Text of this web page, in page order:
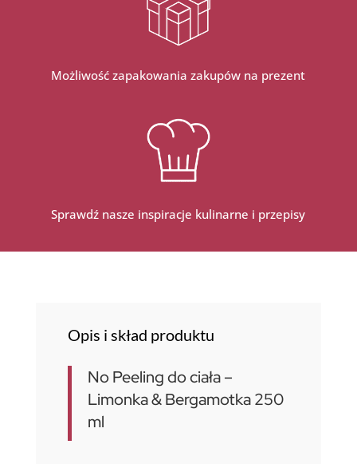
Możliwość zapakowania zakupów na prezent
Sprawdź nasze inspiracje kulinarne i przepisy
Opis i skład produktu
No Peeling do ciała –
Limonka & Bergamotka 250
ml